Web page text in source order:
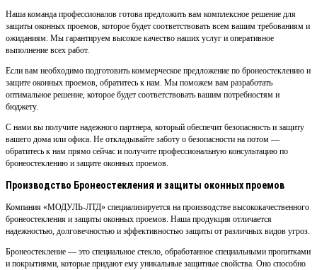
Наша команда профессионалов готова предложить вам комплексное решение для
защиты оконных проемов, которое будет соответствовать всем вашим требованиям и
ожиданиям. Мы гарантируем высокое качество наших услуг и оперативное
выполнение всех работ.
Если вам необходимо подготовить коммерческое предложение по бронеостеклению и
защите оконных проемов, обратитесь к нам. Мы поможем вам разработать
оптимальное решение, которое будет соответствовать вашим потребностям и
бюджету.
С нами вы получите надежного партнера, который обеспечит безопасность и защиту
вашего дома или офиса. Не откладывайте заботу о безопасности на потом —
обратитесь к нам прямо сейчас и получите профессиональную консультацию по
бронеостеклению и защите оконных проемов.
Производство Бронеостекления и защиты оконных проемов
Компания «МОДУЛЬ-ЛТД» специализируется на производстве высококачественного
бронеостекления и защиты оконных проемов. Наша продукция отличается
надежностью, долговечностью и эффективностью защиты от различных видов угроз.
Бронеостекление — это специальное стекло, обработанное специальными пропитками
и покрытиями, которые придают ему уникальные защитные свойства. Оно способно